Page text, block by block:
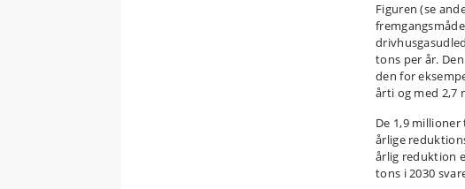
Figuren (se
tons per år.
den for
årti og med 2,7
De 1,9
årlige
årlig reduktion
tons i 2030